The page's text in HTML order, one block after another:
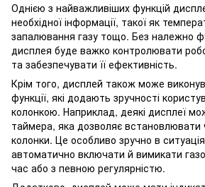
Однією з найважливіших функцій
необхідної інформації, такої як
запалювання газу тощо. Без належно
дисплея буде важко контролювати
та забезпечувати її ефективність.
Крім того, дисплей також може
функції, які додають зручності
колонкою. Наприклад, деякі дисплеї
таймера, яка дозволяє встановлювати
колонки. Це особливо зручно в
автоматично включати й вимикати
час або з певною регулярністю.